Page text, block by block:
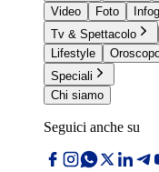
Video
Foto
Tv & Spettacolo
Lifestyle
Speciali
Chi siamo
Seguici anche su